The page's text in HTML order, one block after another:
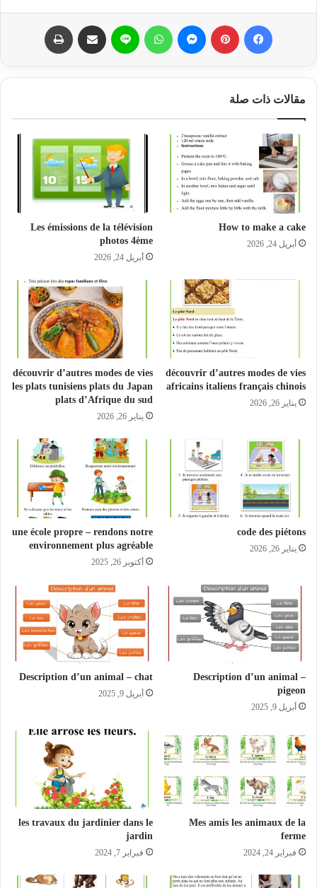
مقالات ذات صلة
How to make a cake
أبريل 24, 2026
Les émissions de la télévision
photos 4ème
أبريل 24, 2026
découvrir d’autres modes de vies
africains italiens français chinois
يناير 26, 2026
découvrir d’autres modes de vies
les plats tunisiens plats du Japan
plats d’Afrique du sud
يناير 26, 2026
code des piétons
يناير 26, 2026
une école propre – rendons notre
environnement plus agréable
أكتوبر 26, 2025
Description d’un animal –
pigeon
أبريل 9, 2025
Description d’un animal – chat
أبريل 9, 2025
Mes amis les animaux de la
ferme
فبراير 24, 2024
les travaux du jardinier dans le
jardin
فبراير 7, 2024